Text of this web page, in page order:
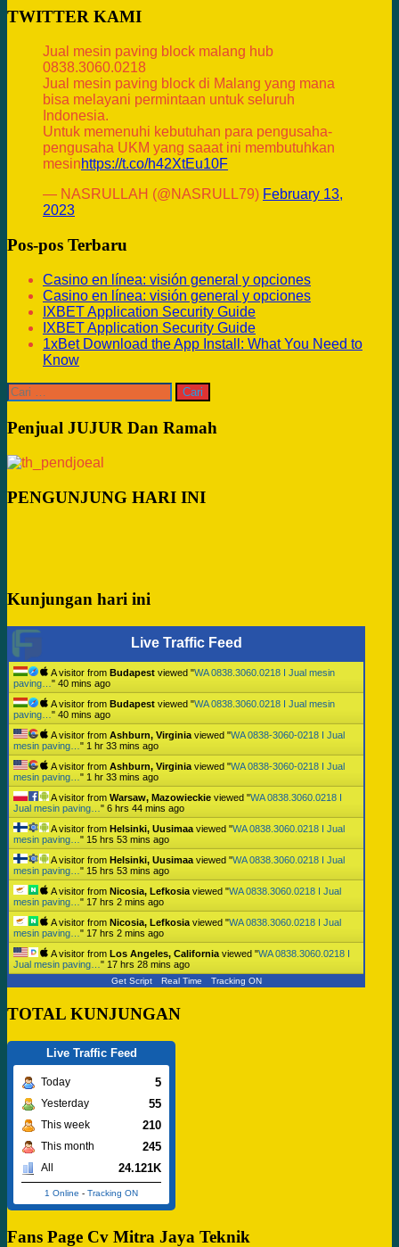
TWITTER KAMI
Jual mesin paving block malang hub
0838.3060.0218
Jual mesin paving block di Malang yang mana
bisa melayani permintaan untuk seluruh
Indonesia.
Untuk memenuhi kebutuhan para pengusaha-
pengusaha UKM yang saaat ini membutuhkan
mesinhttps://t.co/h42XtEu10F
— NASRULLAH (@NASRULL79) February 13,
2023
Pos-pos Terbaru
Casino en línea: visión general y opciones
Casino en línea: visión general y opciones
IXBET Application Security Guide
IXBET Application Security Guide
1xBet Download the App Install: What You Need to
Know
Cari
untuk:
Penjual JUJUR Dan Ramah
PENGUNJUNG HARI INI
Kunjungan hari ini
Live Traffic Feed
A visitor from Budapest viewed "WA 0838.3060.0218 I Jual mesin
paving… " 40 mins ago
A visitor from Budapest viewed "WA 0838.3060.0218 I Jual mesin
paving… " 40 mins ago
A visitor from Ashburn, Virginia viewed "WA 0838-3060-0218 I Jual
mesin paving… " 1 hr 33 mins ago
A visitor from Ashburn, Virginia viewed "WA 0838-3060-0218 I Jual
mesin paving… " 1 hr 33 mins ago
A visitor from Warsaw, Mazowieckie viewed "WA 0838.3060.0218 I
Jual mesin paving… " 6 hrs 44 mins ago
A visitor from Helsinki, Uusimaa viewed "WA 0838.3060.0218 I Jual
mesin paving… " 15 hrs 53 mins ago
A visitor from Helsinki, Uusimaa viewed "WA 0838.3060.0218 I Jual
mesin paving… " 15 hrs 53 mins ago
A visitor from Nicosia, Lefkosia viewed "WA 0838.3060.0218 I Jual
mesin paving… " 17 hrs 2 mins ago
A visitor from Nicosia, Lefkosia viewed "WA 0838.3060.0218 I Jual
mesin paving… " 17 hrs 2 mins ago
A visitor from Los Angeles, California viewed "WA 0838.3060.0218 I
Jual mesin paving… " 17 hrs 28 mins ago
Get Script Real Time Tracking ON
TOTAL KUNJUNGAN
Live Traffic Feed
Today 5
Yesterday 55
This week 210
This month 245
All 24.121K
1 Online - Tracking ON
Fans Page Cv Mitra Jaya Teknik